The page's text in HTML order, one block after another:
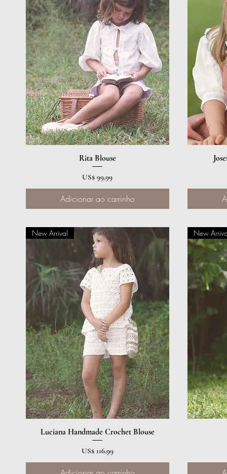
Visualização rápida
Rita Blouse
Preço
US$ 99,99
Adicionar ao carrinho
Visualização rápida
New Arrival
Luciana Handmade Crochet Blouse
Preço
US$ 116,99
New Arrival